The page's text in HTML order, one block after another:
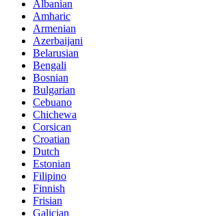
Albanian
Amharic
Armenian
Azerbaijani
Belarusian
Bengali
Bosnian
Bulgarian
Cebuano
Chichewa
Corsican
Croatian
Dutch
Estonian
Filipino
Finnish
Frisian
Galician